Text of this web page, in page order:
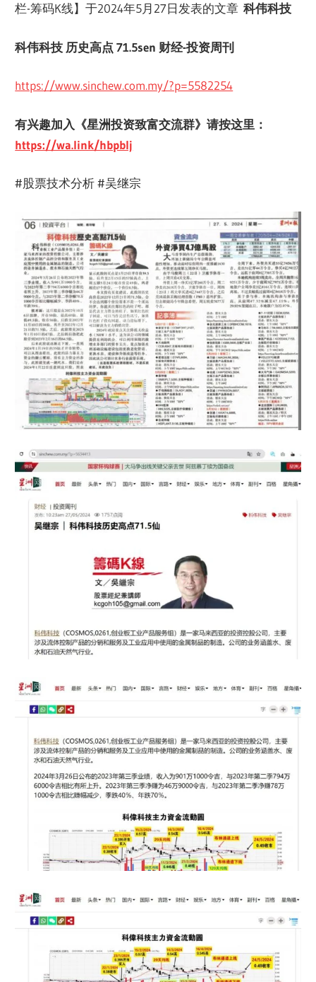
栏-筹码K线】于2024年5月27日发表的文章科伟科技
科伟科技 历史高点 71.5sen 财经-投资周刊
https://www.sinchew.com.my/?p=5582254
有兴趣加入《星洲投资致富交流群》请按这里：
https://wa.link/hbpblj
#股票技术分析 #吴继宗